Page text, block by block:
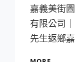
嘉義美街
有限公司
先生返鄉